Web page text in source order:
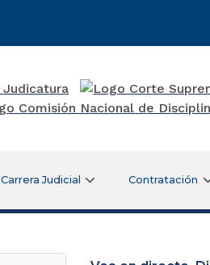
Carrera Judicial Contratación